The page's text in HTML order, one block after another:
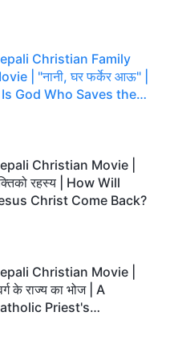
Christian Family
| "नानी, घर फर्केर आऊ" |
God Who Saves the
Christian Movie |
रहस्य | How Will
Christ Come Back?
Christian Movie |
के राज्य का भोज | A
Priest's